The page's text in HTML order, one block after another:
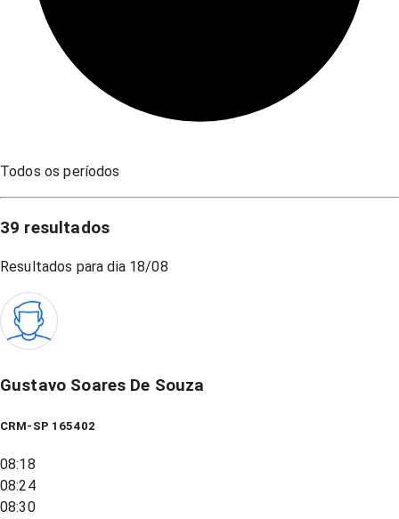
Todos os períodos
39 resultados
Resultados para dia 18/08
Gustavo Soares De Souza
CRM-SP 165402
08:18
08:24
08:30